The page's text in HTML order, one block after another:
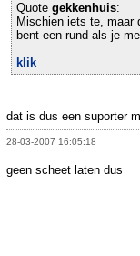
Quote gekkenhuis:
Mischien iets te, maar
bent een rund als je
klik
dat is dus een suporter
28-03-2007 16:05:18
geen scheet laten dus